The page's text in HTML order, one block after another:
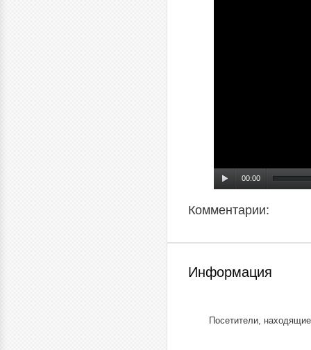
00:00
Комментарии:
Информация
Посетители,